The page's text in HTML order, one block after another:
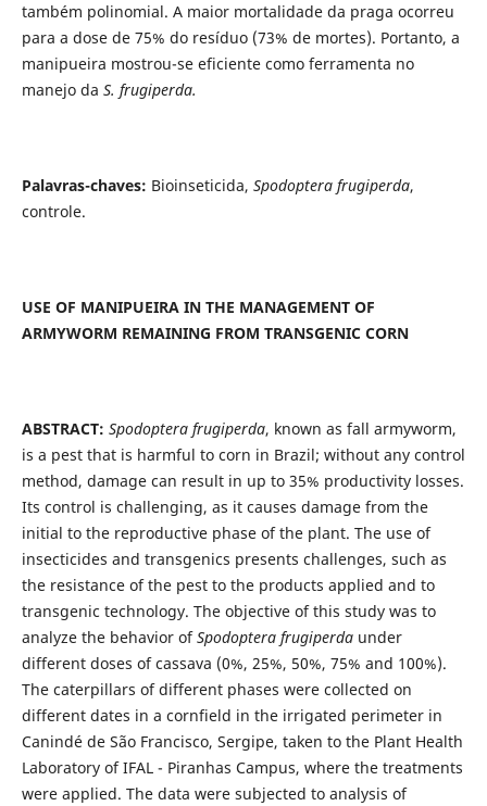
também polinomial. A maior mortalidade da praga ocorreu
para a dose de 75% do resíduo (73% de mortes). Portanto, a
manipueira mostrou-se eficiente como ferramenta no
manejo da S. frugiperda.
Palavras-chaves: Bioinseticida, Spodoptera frugiperda,
controle.
USE OF MANIPUEIRA IN THE MANAGEMENT OF
ARMYWORM REMAINING FROM TRANSGENIC CORN
ABSTRACT: Spodoptera frugiperda, known as fall armyworm,
is a pest that is harmful to corn in Brazil; without any control
method, damage can result in up to 35% productivity losses.
Its control is challenging, as it causes damage from the
initial to the reproductive phase of the plant. The use of
insecticides and transgenics presents challenges, such as
the resistance of the pest to the products applied and to
transgenic technology. The objective of this study was to
analyze the behavior ofSpodoptera frugiperdaunder
different doses of cassava (0%, 25%, 50%, 75% and 100%).
The caterpillars of different phases were collected on
different dates in a cornfield in the irrigated perimeter in
Canindé de São Francisco, Sergipe, taken to the Plant Health
Laboratory of IFAL - Piranhas Campus, where the treatments
were applied. The data were subjected to analysis of